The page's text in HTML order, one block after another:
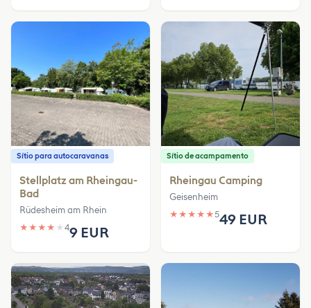
Sítio para autocaravanas
Stellplatz am Rheingau-
Bad
Rüdesheim am Rhein
★ ★ ★ ★ ★ 49 EUR
Sítio de acampamento
Rheingau Camping
Geisenheim
★ ★ ★ ★ ★549 EUR